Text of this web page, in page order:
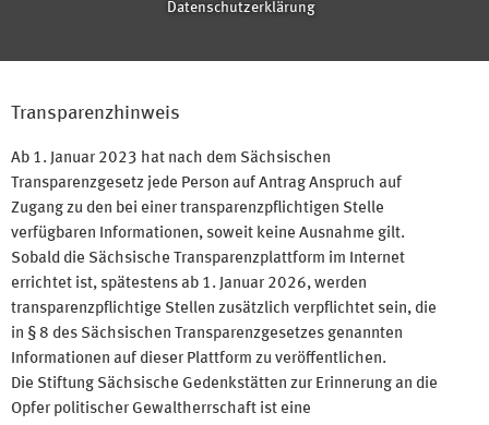
Datenschutzerklärung
Transparenzhinweis
Ab 1. Januar 2023 hat nach dem Sächsischen
Transparenzgesetz jede Person auf Antrag Anspruch auf
Zugang zu den bei einer transparenzpflichtigen Stelle
verfügbaren Informationen, soweit keine Ausnahme gilt.
Sobald die Sächsische Transparenzplattform im Internet
errichtet ist, spätestens ab 1. Januar 2026, werden
transparenzpflichtige Stellen zusätzlich verpflichtet sein, die
in § 8 des Sächsischen Transparenzgesetzes genannten
Informationen auf dieser Plattform zu veröffentlichen.
Die Stiftung Sächsische Gedenkstätten zur Erinnerung an die
Opfer politischer Gewaltherrschaft ist eine